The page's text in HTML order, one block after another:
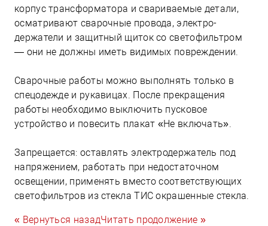
корпус трансформатора и свариваемые детали,
осматривают сварочные провода, электро-
держатели и защитный щиток со светофильтром
— они не должны иметь видимых повреждении.
Сварочные работы можно выполнять только в
спецодежде и рукавицах. После прекращения
работы необходимо выключить пусковое
устройство и повесить плакат «Не включать».
Запрещается: оставлять электродержатель под
напряжением, работать при недостаточном
освещении, применять вместо соответствующих
светофильтров из стекла ТИС окрашенные стекла.
« Вернуться назадЧитать продолжение »